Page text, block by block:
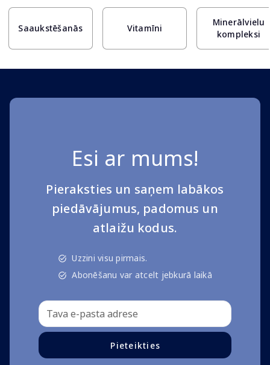
Saaukstēšanās Vitamīni
Minerālvielu
kompleksi
Esi ar mums!
Pieraksties un saņem labākos
piedāvājumus, padomus un
atlaižu kodus.
Uzzini visu pirmais.
Abonēšanu var atcelt jebkurā laikā
Pieteikties